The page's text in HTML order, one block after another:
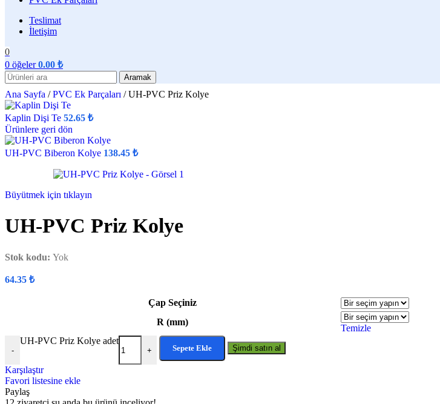
Teslimat
İletişim
0
0 öğeler 0.00 ₺
Aramak
Ana Sayfa / PVC Ek Parçaları / UH-PVC Priz Kolye
Kaplin Dişi Te 52.65 ₺
Ürünlere geri dön
UH-PVC Biberon Kolye 138.45 ₺
Büyütmek için tıklayın
UH-PVC Priz Kolye
Stok kodu: Yok
64.35 ₺
Çap Seçiniz
R (mm)
Temizle
-
UH-PVC Priz Kolye adet
+ Sepete Ekle Şimdi satın al
Karşılaştır
Favori listesine ekle
Paylaş